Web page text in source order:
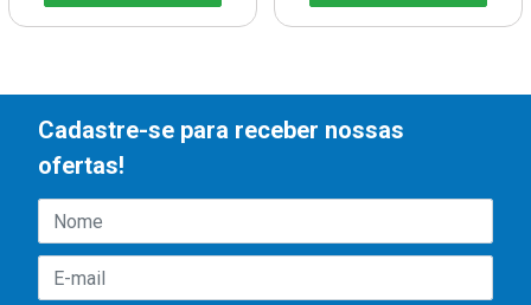
Cadastre-se para receber nossas
ofertas!